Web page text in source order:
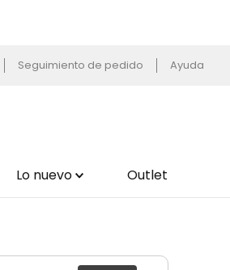
Seguimiento de pedido Ayuda
Lo nuevo Outlet